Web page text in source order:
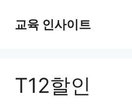
교육 인사이트
T12할인